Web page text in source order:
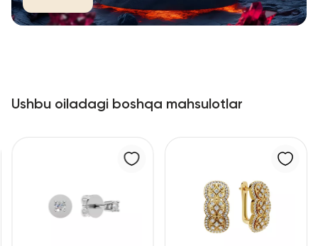
Ushbu oiladagi boshqa mahsulotlar